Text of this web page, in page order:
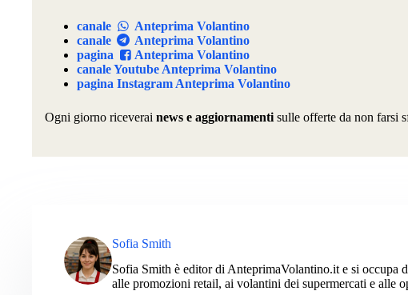
canale
Anteprima Volantino
canale
Anteprima Volantino
pagina
Anteprima Volantino
canale Youtube Anteprima Volantino
pagina Instagram Anteprima Volantino
Ogni giorno riceverai news e aggiornamenti sulle offerte da non farsi
Sofia Smith
Sofia Smith è editor di AnteprimaVolantino.it e si occupa
alle promozioni retail, ai volantini dei supermercati e alle